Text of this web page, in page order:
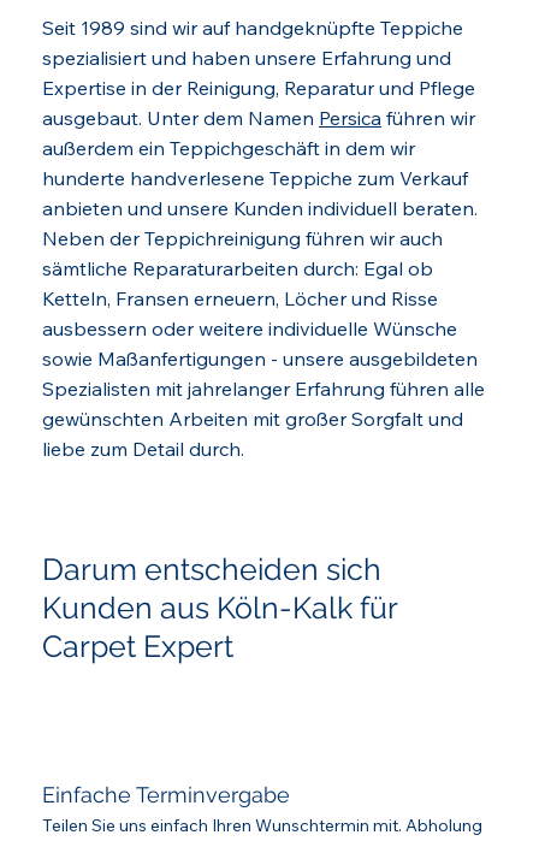
Seit 1989 sind wir auf handgeknüpfte Teppiche
spezialisiert und haben unsere Erfahrung und
Expertise in der Reinigung, Reparatur und Pflege
ausgebaut. Unter dem Namen Persica führen wir
außerdem ein Teppichgeschäft in dem wir
hunderte handverlesene Teppiche zum Verkauf
anbieten und unsere Kunden individuell beraten.
Neben der Teppichreinigung führen wir auch
sämtliche Reparaturarbeiten durch: Egal ob
Ketteln, Fransen erneuern, Löcher und Risse
ausbessern oder weitere individuelle Wünsche
sowie Maßanfertigungen - unsere ausgebildeten
Spezialisten mit jahrelanger Erfahrung führen alle
gewünschten Arbeiten mit großer Sorgfalt und
liebe zum Detail durch.
Darum entscheiden sich
Kunden aus Köln-Kalk für
Carpet Expert
Einfache Terminvergabe
Teilen Sie uns einfach Ihren Wunschtermin mit. Abholung